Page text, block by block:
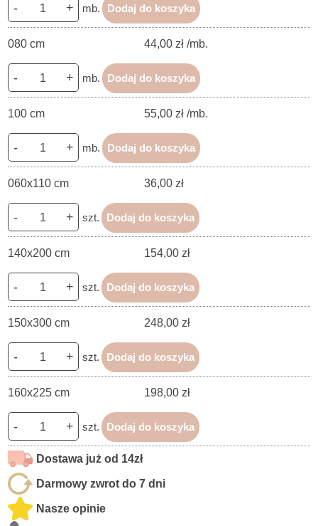
- + mb. Dodaj do koszyka
080 cm 44,00 zł /mb.
- + mb. Dodaj do koszyka
100 cm 55,00 zł /mb.
- + mb. Dodaj do koszyka
060x110 cm 36,00 zł
- + szt. Dodaj do koszyka
140x200 cm 154,00 zł
- + szt. Dodaj do koszyka
150x300 cm 248,00 zł
- + szt. Dodaj do koszyka
160x225 cm 198,00 zł
- + szt. Dodaj do koszyka
Dostawa już od 14zł
Darmowy zwrot do 7 dni
Nasze opinie